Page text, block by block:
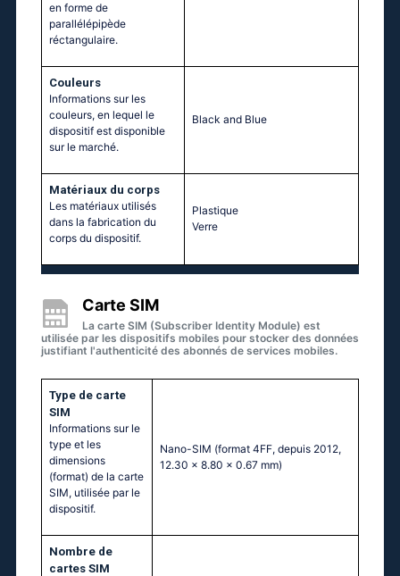
en forme de
parallélépipède
réctangulaire.
Couleurs
Informations sur les
couleurs, en lequel le
dispositif est disponible
sur le marché.
Black and Blue
Matériaux du corps
Les matériaux utilisés
dans la fabrication du
corps du dispositif.
Plastique
Verre
Carte SIM
La carte SIM (Subscriber Identity Module) est
utilisée par les dispositifs mobiles pour stocker des données
justifiant l'authenticité des abonnés de services mobiles.
Type de carte
SIM
Informations sur le
type et les
dimensions
(format) de la carte
SIM, utilisée par le
dispositif.
Nano-SIM (format 4FF, depuis 2012,
12.30 x 8.80 x 0.67 mm)
Nombre de
cartes SIM